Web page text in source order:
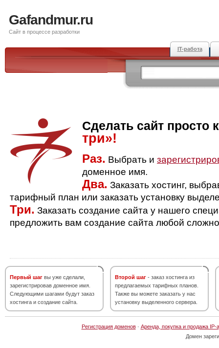
Gafandmur.ru
Сайт в процессе разработки
IT-работа
Сделать сайт просто
три»!
Раз. Выбрать и
доменное имя.
Два. Заказать хостинг,
тарифный план или заказать установку
Три. Заказать создание сайта у нашего
предложить вам создание сайта любой
Первый шаг вы уже сделали,
зарегистрировав доменное имя.
Следующими шагами будут заказ
хостинга и создание сайта.
Второй шаг - заказ хостинга из
предлагаемых тарифных планов.
Также вы можете заказать у нас
установку выделенного сервера.
Регистрация доменов· Аренда, покупка и продажа IP-
Домен